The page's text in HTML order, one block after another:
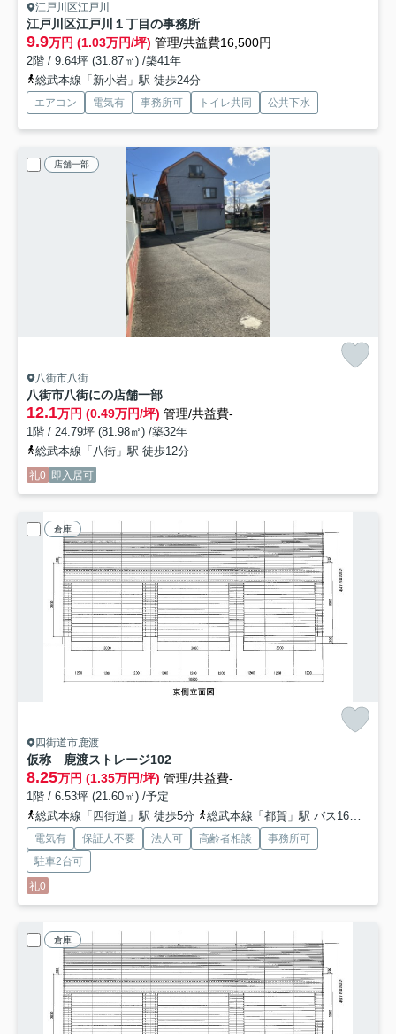
江戸川区江戸川
江戸川区江戸川１丁目の事務所
9.9万円 (1.03万円/坪) 管理/共益費16,500円
2階 / 9.64坪 (31.87㎡) /築41年
総武本線「新小岩」駅 徒歩24分
エアコン 電気有 事務所可 トイレ共同 公共下水
店舗一部
八街市八街
八街市八街にの店舗一部
12.1万円 (0.49万円/坪) 管理/共益費-
1階 / 24.79坪 (81.98㎡) /築32年
総武本線「八街」駅 徒歩12分
礼0 即入居可
倉庫
四街道市鹿渡
仮称 鹿渡ストレージ102
8.25万円 (1.35万円/坪) 管理/共益費-
1階 / 6.53坪 (21.60㎡) /予定
総武本線「四街道」駅 徒歩5分
総武本線「都賀」駅 バス16分 京成バス千葉イースト「四街道駅〔北口〕」 停歩6分
電気有 保証人不要 法人可 高齢者相談
事務所可
駐車2台可
礼0
倉庫